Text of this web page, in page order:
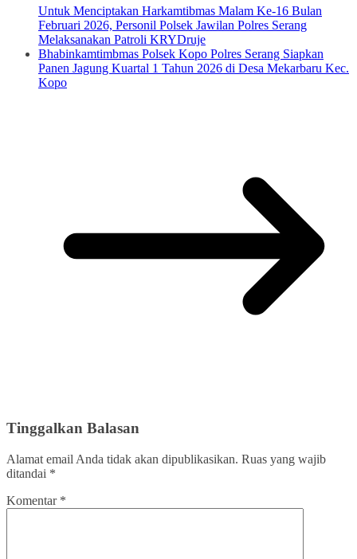
Untuk Menciptakan Harkamtibmas Malam Ke-16 Bulan
Februari 2026, Personil Polsek Jawilan Polres Serang
Melaksanakan Patroli KRYDruje
Bhabinkamtimbmas Polsek Kopo Polres Serang Siapkan
Panen Jagung Kuartal 1 Tahun 2026 di Desa Mekarbaru Kec.
Kopo
Tinggalkan Balasan
Alamat email Anda tidak akan dipublikasikan. Ruas yang wajib
ditandai *
Komentar *